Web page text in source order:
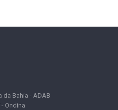
Bahia - ADAB
Ondina